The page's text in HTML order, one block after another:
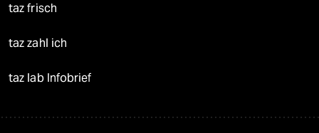
taz frisch
taz zahl ich
taz lab Infobrief